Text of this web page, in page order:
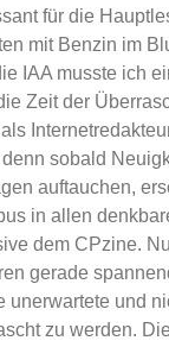
für die
mit Benzin im
IAA musste ich
Zeit der
sobald
auftauchen,
in allen
dem CPzine.
gerade
unerwartete und
zu werden.